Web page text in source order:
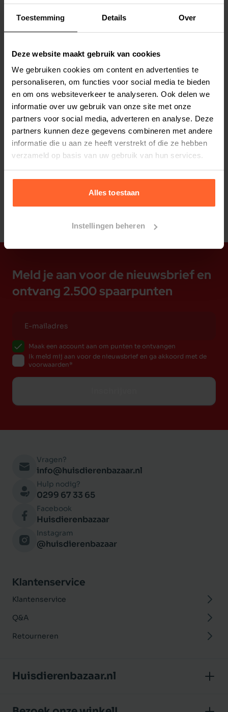
Toestemming Details Over
Deze website maakt gebruik van cookies
We gebruiken cookies om content en advertenties te
personaliseren, om functies voor social media te bieden
en om ons websiteverkeer te analyseren. Ook delen we
informatie over uw gebruik van onze site met onze
partners voor social media, adverteren en analyse. Deze
partners kunnen deze gegevens combineren met andere
informatie die u aan ze heeft verstrekt of die ze hebben
verzameld op basis van uw gebruik van hun services.
Alles toestaan
Instellingen beheren
Productspecificaties
Stel uw bestelherinnering in:(2 weken)
Elke
Elke
Elke
8 weken
Elke
10 weken
Elke
12 weken
Bestelherinnering instellen
Meld je aan voor de nieuwsbrief en
ontvang 2.500 spaarpunten
Maak een account aan om punten te ontvangen
Ik meld mij aan voor de nieuwsbrief en ga akkoord met de
voorwaarden
Vragen?
info@huisdierenbazaar.nl
Hulp nodig?
0299 67 33 65
Facebook
Huisdierenbazaar
Instagram
@huisdierenbazaar
Klantenservice
Klantenservice
Q&A
Retourneren
Huisdierenbazaar.nl